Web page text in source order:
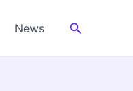
News Cerca